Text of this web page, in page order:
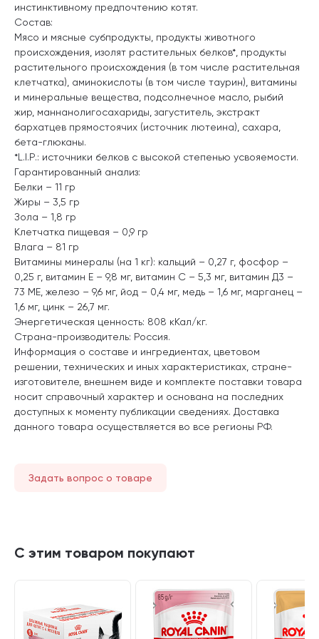
инстинктивному предпочтению котят.
Состав:
Мясо и мясные субпродукты, продукты животного
происхождения, изолят растительных белков*, продукты
растительного происхождения (в том числе растительная
клетчатка), аминокислоты (в том числе таурин), витамины
и минеральные вещества, подсолнечное масло, рыбий
жир, маннанолигосахариды, загуститель, экстракт
бархатцев прямостоячих (источник лютеина), сахара,
бета-глюканы.
*L.I.P.: источники белков с высокой степенью усвояемости.
Гарантированный анализ:
Белки – 11 гр
Жиры – 3,5 гр
Зола – 1,8 гр
Клетчатка пищевая – 0,9 гр
Влага – 81 гр
Витамины минералы (на 1 кг): кальций – 0,27 г, фосфор –
0,25 г, витамин Е – 9,8 мг, витамин С – 5,3 мг, витамин Д3 –
73 МЕ, железо – 9,6 мг, йод – 0,4 мг, медь – 1,6 мг, марганец –
1,6 мг, цинк – 26,7 мг.
Энергетическая ценность: 808 кКал/кг.
Страна-производитель: Россия.
Информация о составе и ингредиентах, цветовом
решении, технических и иных характеристиках, стране-
изготовителе, внешнем виде и комплекте поставки товара
носит справочный характер и основана на последних
доступных к моменту публикации сведениях. Доставка
данного товара осуществляется во все регионы РФ.
Задать вопрос о товаре
С этим товаром покупают